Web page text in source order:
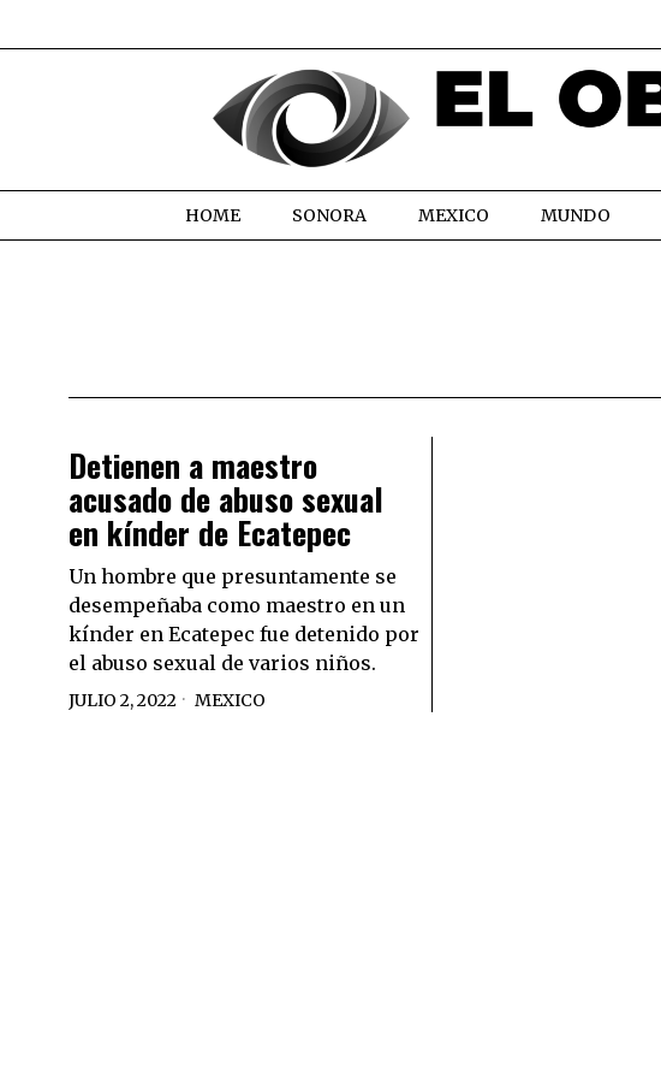
HOME SONORA MEXICO MUNDO
Detienen a maestro
acusado de abuso sexual
en kínder de Ecatepec
Un hombre que presuntamente se
desempeñaba como maestro en un
kínder en Ecatepec fue detenido por
el abuso sexual de varios niños.
JULIO 2, 2022 MEXICO